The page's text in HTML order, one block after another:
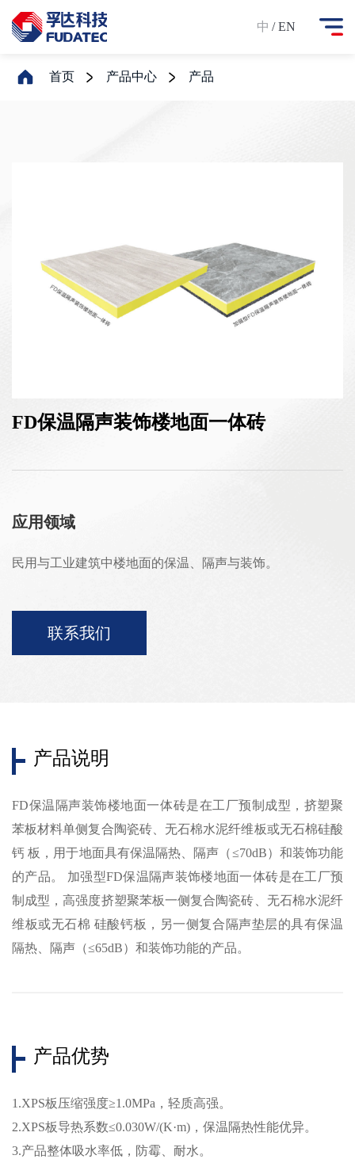
中 / EN
首页 产品中心 产品
FD保温隔声装饰楼地面一体砖
应用领域
民用与工业建筑中楼地面的保温、隔声与装饰。
联系我们
产品说明
FD保温隔声装饰楼地面一体砖是在工厂预制成型，挤塑聚
苯板材料单侧复合陶瓷砖、无石棉水泥纤维板或无石棉硅酸
钙 板，用于地面具有保温隔热、隔声（≤70dB）和装饰功能
的产品。 加强型FD保温隔声装饰楼地面一体砖是在工厂预
制成型，高强度挤塑聚苯板一侧复合陶瓷砖、无石棉水泥纤
维板或无石棉 硅酸钙板，另一侧复合隔声垫层的具有保温
隔热、隔声（≤65dB）和装饰功能的产品。
产品优势
1.XPS板压缩强度≥1.0MPa，轻质高强。
2.XPS板导热系数≤0.030W/(K·m)，保温隔热性能优异。
3.产品整体吸水率低，防霉、耐水。